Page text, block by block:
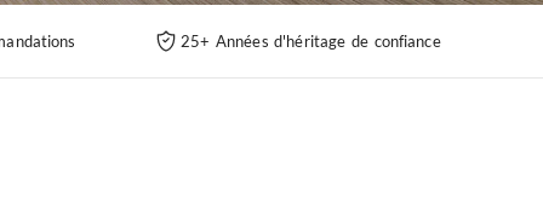
25+ Années d'héritage de confiance